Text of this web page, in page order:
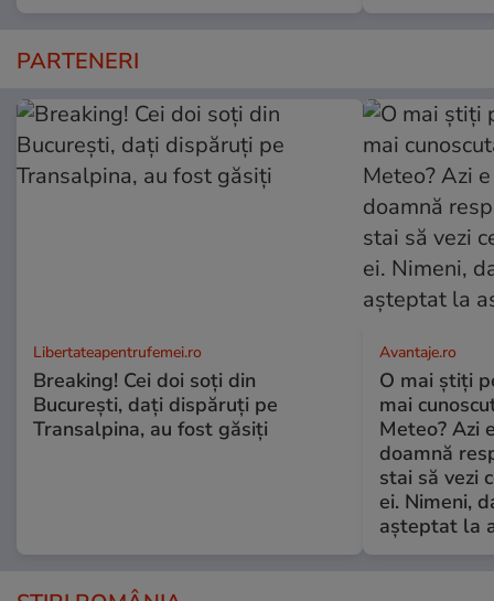
PARTENERI
Libertateapentrufemei.ro
Breaking! Cei doi soți din
București, dați dispăruți pe
Transalpina, au fost găsiți
Avantaje.ro
O mai știți
mai
Meteo? Azi
doamnă
stai să vezi
ei. Nimeni,
așteptat la